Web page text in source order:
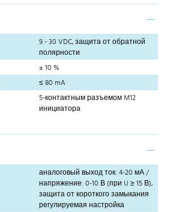
9 - 30 VDC, защита от обратной
полярности
± 10 %
≤ 80 mA
5-контактным разъемом M12
инициатора
аналоговый выход ток: 4-20 мА /
напряжение: 0-10 В (при U ≥ 15 В),
защита от короткого замыкания
регулируемая настройка